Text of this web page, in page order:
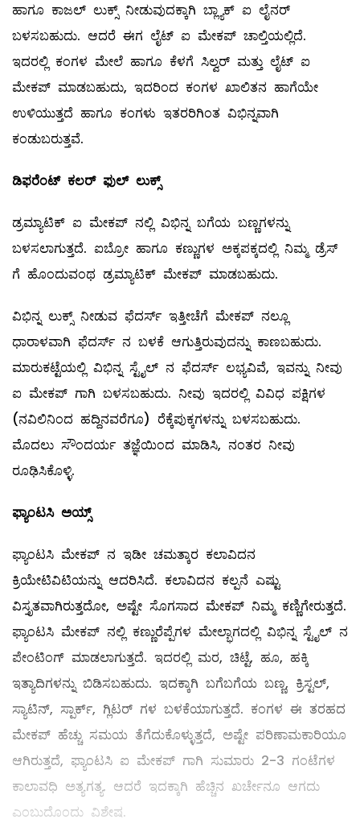
ಹಾಗೂ ಕಾಜಲ್ ಲುಕ್ಸ್ ನೀಡುವುದಕ್ಕಾಗಿ ಬ್ಲ್ಯಾಕ್‌ ಐ ಲೈನರ್‌
ಬಳಸಬಹುದು. ಆದರೆ ಈಗ ಲೈಟ್‌ ಐ ಮೇಕಪ್ ಚಾಲ್ತಿಯಲ್ಲಿದೆ.
ಇದರಲ್ಲಿ ಕಂಗಳ ಮೇಲೆ ಹಾಗೂ ಕೆಳಗೆ ಸಿಲ್ವರ್‌ ಮತ್ತು ಲೈಟ್‌ ಐ
ಮೇಕಪ್‌ ಮಾಡಬಹುದು, ಇದರಿಂದ ಕಂಗಳ ಖಾಲಿತನ ಹಾಗೆಯೇ
ಉಳಿಯುತ್ತದೆ ಹಾಗೂ ಕಂಗಳು ಇತರರಿಗಿಂತ ವಿಭಿನ್ನವಾಗಿ
ಕಂಡುಬರುತ್ತವೆ.
ಡಿಫರೆಂಟ್‌ ಕಲರ್‌ ಫುಲ್ ಲುಕ್ಸ್
ಡ್ರಮ್ಯಾಟಿಕ್‌ ಐ ಮೇಕಪ್‌ ನಲ್ಲಿ ವಿಭಿನ್ನ ಬಗೆಯ ಬಣ್ಣಗಳನ್ನು
ಬಳಸಲಾಗುತ್ತದೆ. ಐಬ್ರೋ ಹಾಗೂ ಕಣ್ಣುಗಳ ಅಕ್ಕಪಕ್ಕದಲ್ಲಿ ನಿಮ್ಮ ಡ್ರೆಸ್‌
ಗೆ ಹೊಂದುವಂಥ ಡ್ರಮ್ಯಾಟಿಕ್‌ ಮೇಕಪ್‌ ಮಾಡಬಹುದು.
ವಿಭಿನ್ನ ಲುಕ್ಸ್ ನೀಡುವ ಫೆದರ್ಸ್‌ ಇತ್ತೀಚೆಗೆ ಮೇಕಪ್‌ ನಲ್ಲೂ
ಧಾರಾಳವಾಗಿ ಫೆದರ್ಸ್‌ ನ ಬಳಕೆ ಆಗುತ್ತಿರುವುದನ್ನು ಕಾಣಬಹುದು.
ಮಾರುಕಟ್ಟೆಯಲ್ಲಿ ವಿಭಿನ್ನ ಸ್ಟೈಲ್ ನ ಫೆದರ್ಸ್‌ ಲಭ್ಯವಿವೆ, ಇವನ್ನು ನೀವು
ಐ ಮೇಕಪ್‌ ಗಾಗಿ ಬಳಸಬಹುದು. ನೀವು ಇದರಲ್ಲಿ ವಿವಿಧ ಪಕ್ಷಿಗಳ
(ನವಿಲಿನಿಂದ ಹದ್ದಿನವರೆಗೂ) ರೆಕ್ಕೆಪುಕ್ಕಗಳನ್ನು ಬಳಸಬಹುದು.
ಮೊದಲು ಸೌಂದರ್ಯ ತಜ್ಞೆಯಿಂದ ಮಾಡಿಸಿ, ನಂತರ ನೀವು
ರೂಢಿಸಿಕೊಳ್ಳಿ.
ಫ್ಯಾಂಟಸಿ ಅಯ್ಸ್
ಫ್ಯಾಂಟಸಿ ಮೇಕಪ್‌ ನ ಇಡೀ ಚಮತ್ಕಾರ ಕಲಾವಿದನ
ಕ್ರಿಯೇಟಿವಿಟಿಯನ್ನು ಆದರಿಸಿದೆ. ಕಲಾವಿದನ ಕಲ್ಪನೆ ಎಷ್ಟು
ವಿಸ್ತೃತವಾಗಿರುತ್ತದೋ, ಅಷ್ಟೇ ಸೊಗಸಾದ ಮೇಕಪ್‌ ನಿಮ್ಮ ಕಣ್ಣಿಗೇರುತ್ತದೆ.
ಫ್ಯಾಂಟಸಿ ಮೇಕಪ್‌ ನಲ್ಲಿ ಕಣ್ಣುರೆಪ್ಪೆಗಳ ಮೇಲ್ಭಾಗದಲ್ಲಿ ವಿಭಿನ್ನ ಸ್ಟೈಲ್ ‌ನ
ಪೇಂಟಿಂಗ್‌ ಮಾಡಲಾಗುತ್ತದೆ. ಇದರಲ್ಲಿ ಮರ, ಚಿಟ್ಟೆ, ಹೂ, ಹಕ್ಕಿ
ಇತ್ಯಾದಿಗಳನ್ನು ಬಿಡಿಸಬಹುದು. ಇದಕ್ಕಾಗಿ ಬಗೆಬಗೆಯ ಬಣ್ಣ, ಕ್ರಿಸ್ಟಲ್,
ಸ್ಯಾಟಿನ್‌, ಸ್ಪಾರ್ಕ್‌, ಗ್ಲಿಟರ್‌ ಗಳ ಬಳಕೆಯಾಗುತ್ತದೆ. ಕಂಗಳ ಈ ತರಹದ
ಮೇಕಪ್‌ ಹೆಚ್ಚು ಸಮಯ ತೆಗೆದುಕೊಳ್ಳುತ್ತದೆ, ಅಷ್ಟೇ ಪರಿಣಾಮಕಾರಿಯೂ
ಆಗಿರುತ್ತದೆ, ಫ್ಯಾಂಟಸಿ ಐ ಮೇಕಪ್‌ ಗಾಗಿ ಸುಮಾರು 2-3 ಗಂಟೆಗಳ
ಕಾಲಾವಧಿ ಅತ್ಯಗತ್ಯ. ಆದರೆ ಇದಕ್ಕಾಗಿ ಹೆಚ್ಚಿನ ಖರ್ಚೇನೂ ಆಗದು
ಎಂಬುದೊಂದು ವಿಶೇಷ.